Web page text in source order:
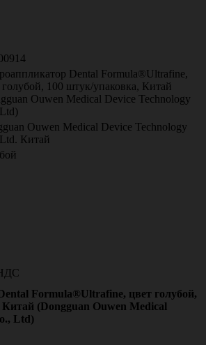
Dental Formula®Ultrafine,
голубой, 100 штук/упаковка, Китай
Ouwen Medical Device Technology
Ouwen Medical Device Technology
Китай
Formula®Ultrafine, цвет голубой,
(Dongguan Ouwen Medical
Ltd)